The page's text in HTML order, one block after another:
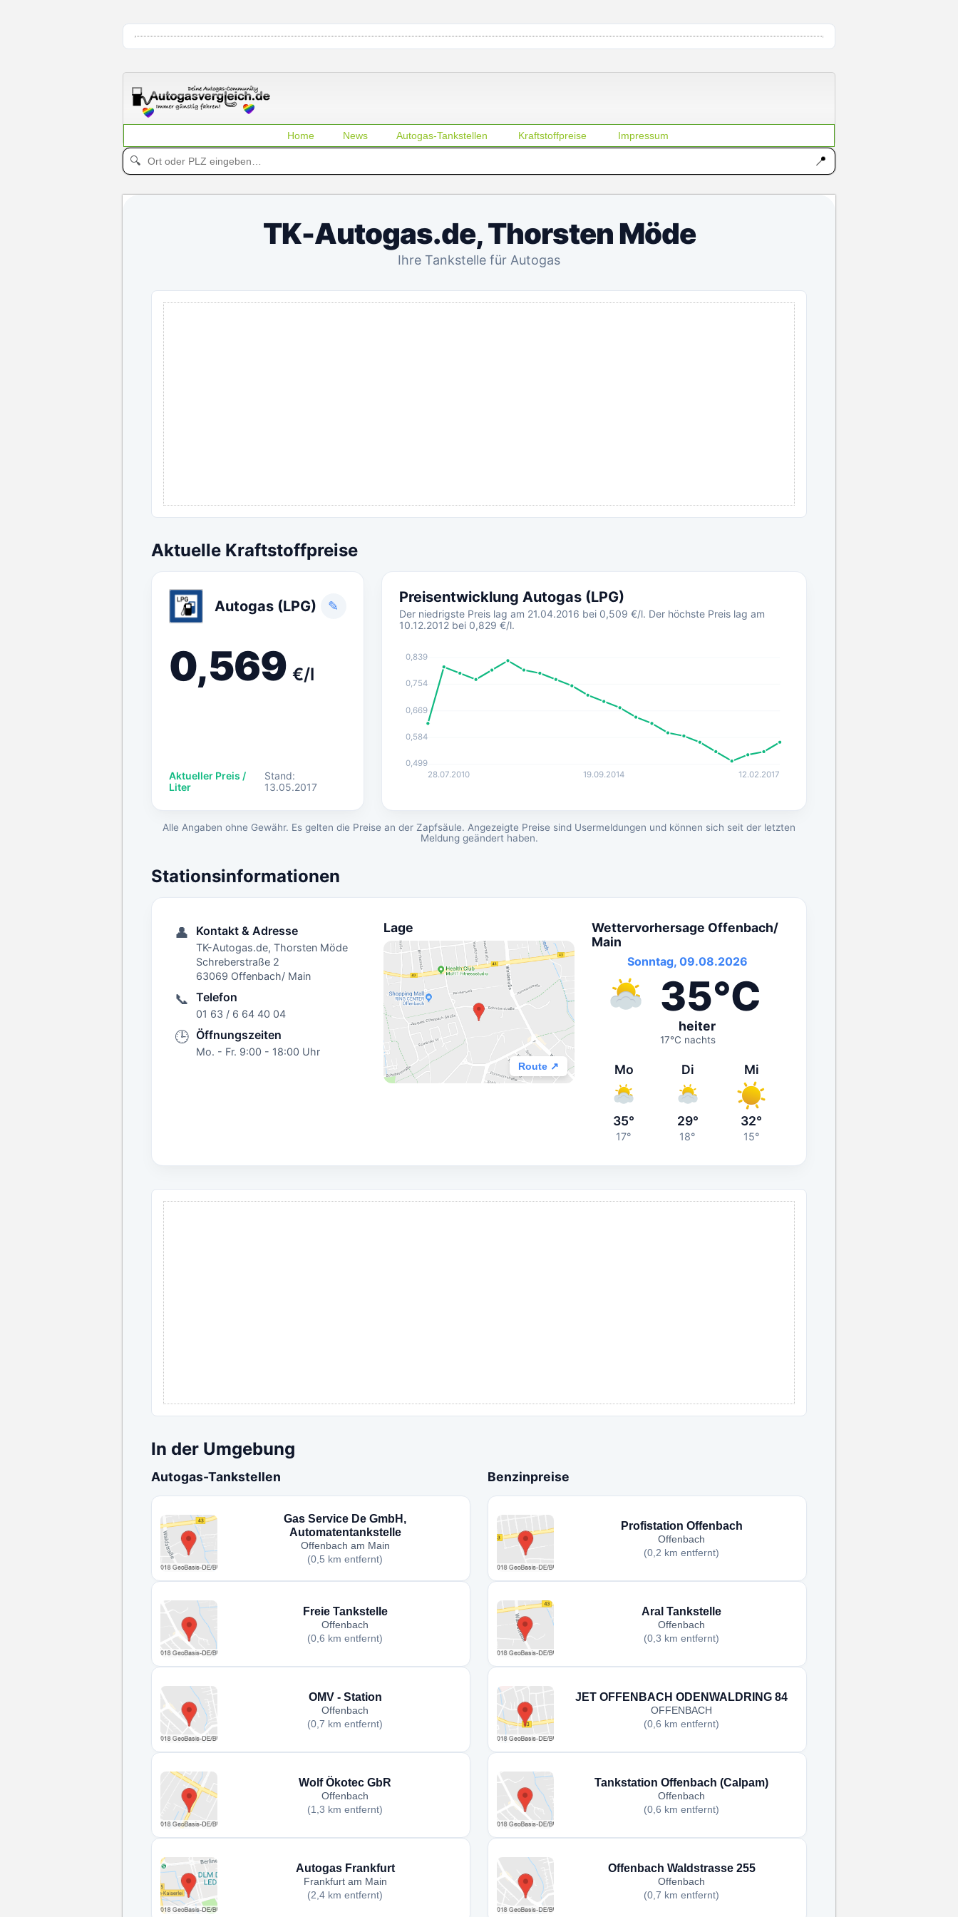
Home News Autogas-Tankstellen Kraftstoffpreise Impressum
🔍 📍
TK-Autogas.de, Thorsten Möde
Ihre Tankstelle für Autogas
Aktuelle Kraftstoffpreise
Autogas (LPG) ✎
0,569 €/l
Aktueller Preis /
Liter
Stand:
13.05.2017
Preisentwicklung Autogas (LPG)
Der niedrigste Preis lag am 21.04.2016 bei 0,509 €/l. Der höchste Preis lag am
10.12.2012 bei 0,829 €/l.
0,499
0,584
0,669
0,754
0,839
28.07.2010 19.09.2014 12.02.2017
Alle Angaben ohne Gewähr. Es gelten die Preise an der Zapfsäule. Angezeigte Preise sind Usermeldungen und können sich seit der letzten
Meldung geändert haben.
Stationsinformationen
👤 Kontakt & Adresse
TK-Autogas.de, Thorsten Möde
Schreberstraße 2
63069 Offenbach/ Main
📞 Telefon
01 63 / 6 64 40 04
🕒 Öffnungszeiten
Mo. - Fr. 9:00 - 18:00 Uhr
Lage
Route ↗
Wettervorhersage Offenbach/
Main
Sonntag, 09.08.2026
35°C
heiter
17°C nachts
Mo
35°
17°
Di
29°
18°
Mi
32°
15°
In der Umgebung
Autogas-Tankstellen
Gas Service De GmbH,
Automatentankstelle
Offenbach am Main
(0,5 km entfernt)
Freie Tankstelle
Offenbach
(0,6 km entfernt)
OMV - Station
Offenbach
(0,7 km entfernt)
Wolf Ökotec GbR
Offenbach
(1,3 km entfernt)
Autogas Frankfurt
Frankfurt am Main
(2,4 km entfernt)
Benzinpreise
Profistation Offenbach
Offenbach
(0,2 km entfernt)
Aral Tankstelle
Offenbach
(0,3 km entfernt)
JET OFFENBACH ODENWALDRING 84
OFFENBACH
(0,6 km entfernt)
Tankstation Offenbach (Calpam)
Offenbach
(0,6 km entfernt)
Offenbach Waldstrasse 255
Offenbach
(0,7 km entfernt)